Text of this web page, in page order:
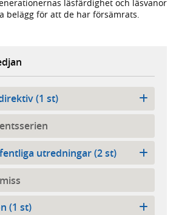
läsfärdighet och läsvanor
belägg för att de har försämrats.
(1 st)
utredningar (2 st)
(1 st)